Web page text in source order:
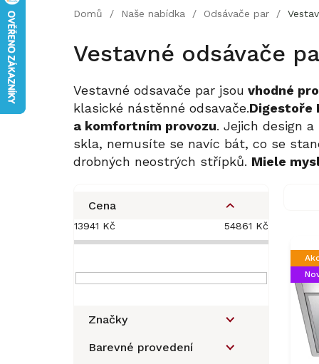
Domů / Naše nabídka / Odsávače par /
Vestavné odsávače
Vestavné odsavače par jsou vhodné
klasické nástěnné odsavače.Digestoře
a komfortním provozu. Jejich design
skla, nemusíte se navíc bát, co se
drobných neostrých střípků. Miele
s
t
a
n
Cena
13941 Kč 54861 Kč
Značky
Barevné provedení
p